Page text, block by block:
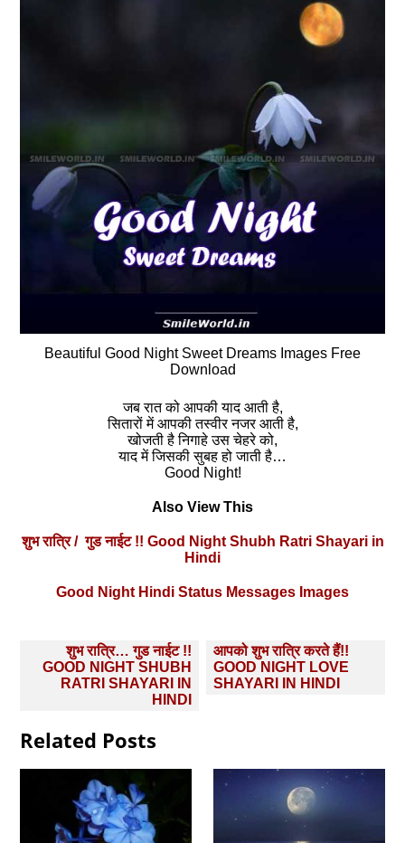
Beautiful Good Night Sweet Dreams Images Free
Download
जब रात को आपकी याद आती है,
सितारों में आपकी तस्वीर नजर आती है,
खोजती है निगाहे उस चेहरे को,
याद में जिसकी सुबह हो जाती है…
Good Night!
Also View This
शुभ रात्रि / गुड नाईट !! Good Night Shubh Ratri Shayari in
Hindi
Good Night Hindi Status Messages Images
navigation
शुभ रात्रि… गुड नाईट !!
GOOD NIGHT SHUBH
RATRI SHAYARI IN
HINDI
आपको शुभ रात्रि करते हैं!!
GOOD NIGHT LOVE
SHAYARI IN HINDI
Related Posts